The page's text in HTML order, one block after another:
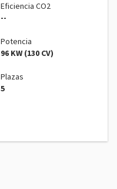
Eficiencia CO2
--
Potencia
96 KW (130 CV)
Plazas
5